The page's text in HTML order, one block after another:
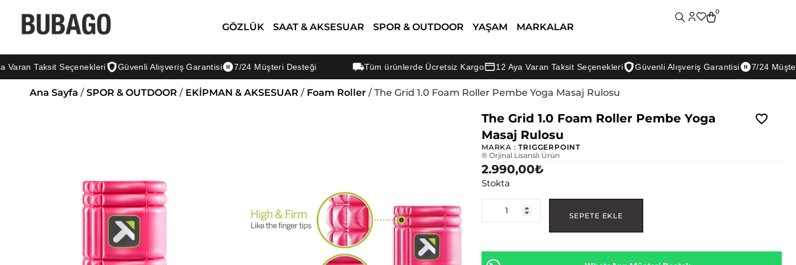
GÖZLÜK SAAT & AKSESUAR SPOR & OUTDOOR YAŞAM MARKALAR
0
Seçenekleri Güvenli Alışveriş Garantisi 7/24 Müşteri Desteği Tüm ürünlerde Ücretsiz Kargo 12 Aya Varan Taksit Seçenekleri Güvenli Alışveriş Garantisi 7/24 Müşteri
Ana Sayfa / SPOR & OUTDOOR / EKİPMAN & AKSESUAR / Foam Roller / The Grid 1.0 Foam Roller Pembe Yoga Masaj Rulosu
The Grid 1.0 Foam Roller Pembe Yoga
Masaj Rulosu
MARKA :TRIGGERPOINT
® Orjinal Lisanslı Ürün
2.990,00₺
Stokta
SEPETE EKLE